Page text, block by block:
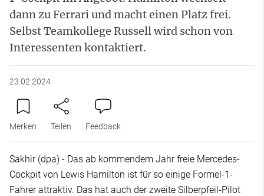
dann zu Ferrari und macht einen Platz frei.
Selbst Teamkollege Russell wird schon von
Interessenten kontaktiert.
23.02.2024
Merken Teilen Feedback
Sakhir (dpa) - Das ab kommendem Jahr freie Mercedes-
Cockpit von Lewis Hamilton ist für so einige Formel-1-
Fahrer attraktiv. Das hat auch der zweite Silberpfeil-Pilot